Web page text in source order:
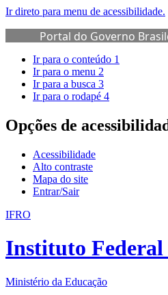
Ir direto para menu de acessibilidade.
Portal do Governo
Ir para o conteúdo 1
Ir para o menu 2
Ir para a busca 3
Ir para o rodapé 4
Opções de
Acessibilidade
Alto contraste
Mapa do site
Entrar/Sair
IFRO
Instituto Federal
Ministério da Educação